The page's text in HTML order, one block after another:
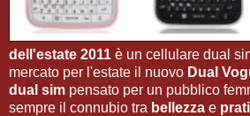
dell'estate 2011 è un cellulare dual
mercato per l'estate il nuovo Dual
dual sim pensato per un pubblico
sempre il connubio tra bellezza e